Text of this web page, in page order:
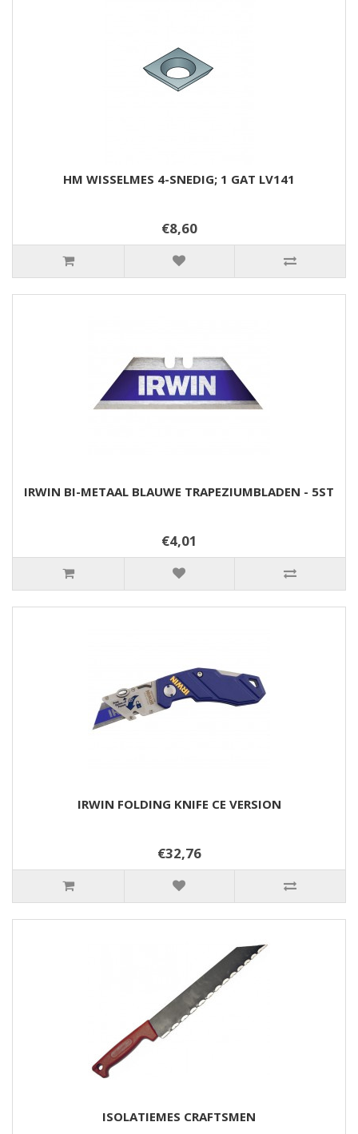
HM WISSELMES 4-SNEDIG; 1 GAT LV141
€8,60
IRWIN BI-METAAL BLAUWE TRAPEZIUMBLADEN - 5ST
€4,01
IRWIN FOLDING KNIFE CE VERSION
€32,76
ISOLATIEMES CRAFTSMEN